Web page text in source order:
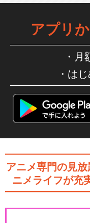
アプリ
月
は
アニメ専門の見放
ニメライフが充